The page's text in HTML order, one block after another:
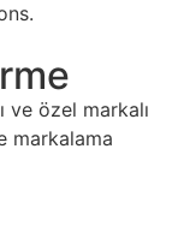
ve özel markalı
markalama